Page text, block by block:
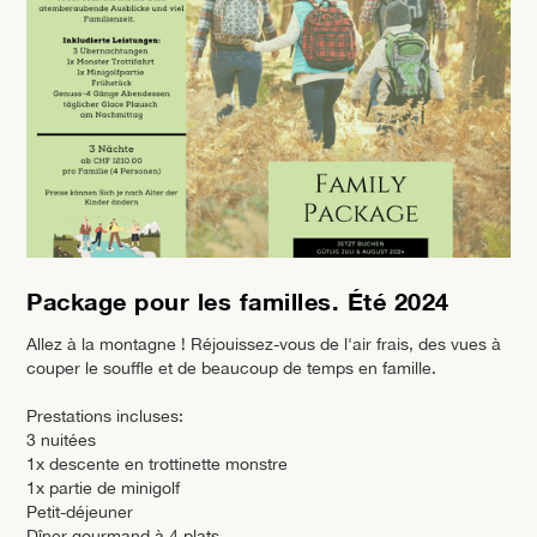
Package pour les familles. Été 2024
Allez à la montagne ! Réjouissez-vous de l'air frais, des vues à
couper le souffle et de beaucoup de temps en famille. ‍
Prestations incluses:
3 nuitées
1x descente en trottinette monstre
1x partie de minigolf
Petit-déjeuner